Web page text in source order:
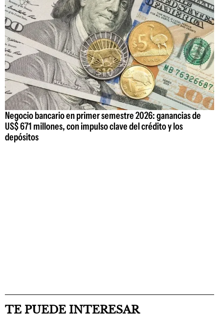
Negocio bancario en primer semestre 2026: ganancias de
US$ 671 millones, con impulso clave del crédito y los
depósitos
TE PUEDE INTERESAR